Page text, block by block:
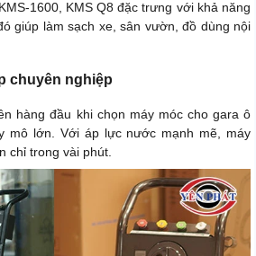
1600, KMS Q8 đặc trưng với khả năng
giúp làm sạch xe, sân vườn, đồ dùng nội
chuyên nghiệp
hàng đầu khi chọn máy móc cho gara ô
mô lớn. Với áp lực nước mạnh mẽ, máy
chỉ trong vài phút.